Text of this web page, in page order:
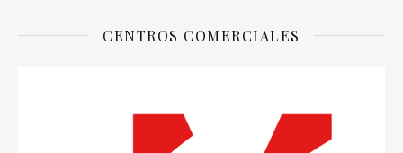
CENTROS COMERCIALES